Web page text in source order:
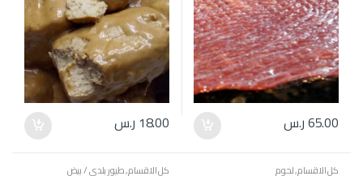
65.00ر.س 18.00 ر.س
كل الاقسام,لحوم كل الاقسام,طيور بلدي / بيض